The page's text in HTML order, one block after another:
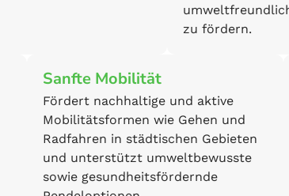
zu fördern.
Sanfte Mobilität
Fördert nachhaltige und aktive
Mobilitätsformen wie Gehen und
Radfahren in städtischen Gebieten
und unterstützt umweltbewusste
sowie gesundheitsfördernde